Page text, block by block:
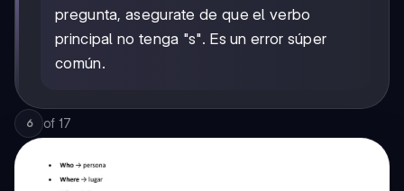
pregunta, asegurate de que el verbo
principal no tenga "s". Es un error súper
común.
6 of 17